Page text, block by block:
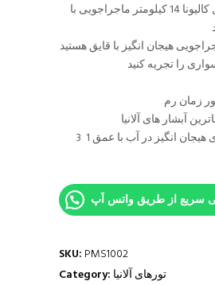
بعد از رسیدن به پل کالیونا 14 کیلومتر ماجراجویی با
هیجان انگیز با قایق هستید
را تجریه کنید
آبشار های آلانیا
3 ساعت قایق سواری هیجان انگیز در آب با عمق 1
SKU: PMS1002
Category: تورهای آلانیا